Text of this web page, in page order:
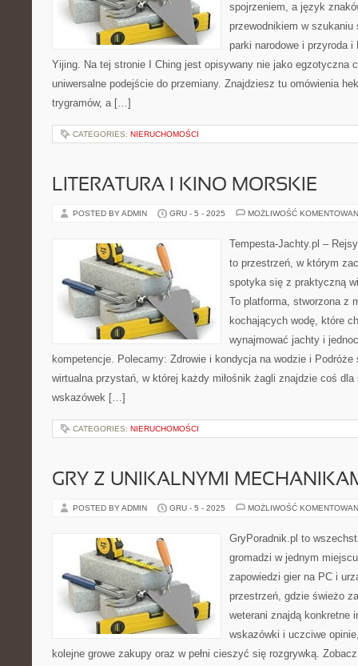
spojrzeniem, a język
przewodnikiem w
parki narodowe i przyroda i
Yijing. Na tej stronie I Ching jest opisywany nie jako egzotyczna
uniwersalne podejście do przemiany. Znajdziesz tu omówienia
trygramów, a […]
CATEGORIES: NIERUCHOMOŚCI
LITERATURA I KINO MORSKIE
POSTED BY ADMIN GRU - 5 - 2025 MOŻLIWOŚĆ
Tempesta-Jachty.pl –
to przestrzeń, w którym
spotyka się z praktyczną
To platforma, stworzona z
kochających wodę, które
wynajmować jachty i
kompetencje. Polecamy: Zdrowie i kondycja na wodzie i
wirtualna przystań, w której każdy miłośnik żagli znajdzie coś
wskazówek […]
CATEGORIES: NIERUCHOMOŚCI
GRY Z UNIKALNYMI
POSTED BY ADMIN GRU - 5 - 2025 MOŻLIWOŚĆ
GryPoradnik.pl to
gromadzi w jednym
zapowiedzi gier na PC i
przestrzeń, gdzie świeżo
weterani znajdą konkretne
wskazówki i uczciwe
kolejne growe zakupy oraz w pełni cieszyć się rozgrywką.